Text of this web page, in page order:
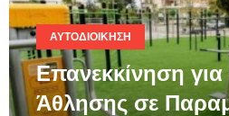
ΑΥΤΟΔΙΟΊΚΗΣΗ
Επανεκκίνηση
Άθλησης σε